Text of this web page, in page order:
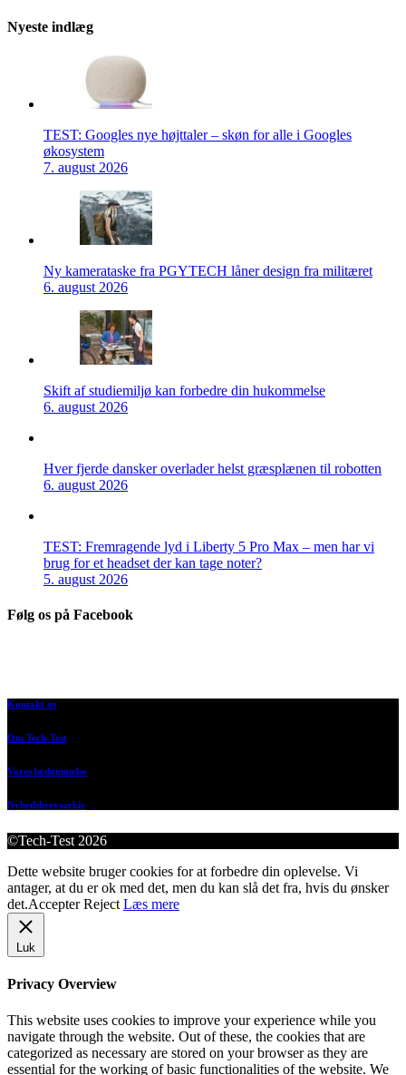
Nyeste indlæg
TEST: Googles nye højttaler – skøn for alle i Googles
økosystem
7. august 2026
Ny kamerataske fra PGYTECH låner design fra militæret
6. august 2026
Skift af studiemiljø kan forbedre din hukommelse
6. august 2026
Hver fjerde dansker overlader helst græsplænen til robotten
6. august 2026
TEST: Fremragende lyd i Liberty 5 Pro Max – men har vi
brug for et headset der kan tage noter?
5. august 2026
Følg os på Facebook
Kontakt os
Om Tech-Test
Vores bedømmelse
Nyhedsbrevsarkiv
©Tech-Test 2026
Dette website bruger cookies for at forbedre din oplevelse. Vi
antager, at du er ok med det, men du kan slå det fra, hvis du ønsker
det.Accepter Reject Læs mere
Luk
Privacy Overview
This website uses cookies to improve your experience while you
navigate through the website. Out of these, the cookies that are
categorized as necessary are stored on your browser as they are
essential for the working of basic functionalities of the website. We